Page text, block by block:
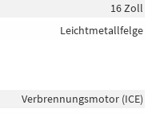
16 Zoll
Leichtmetallfelge
Verbrennungsmotor (ICE)